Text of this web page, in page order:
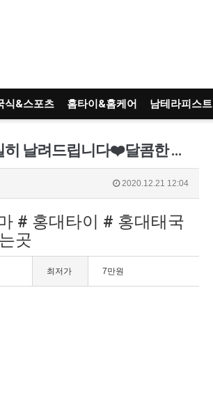
식&스포츠 홈타이&홈케어 남테라피스트
홍대마사지_타이&amp;타이 ▓ 타이앤타이 ▓❤️피로&amp;스트레스 확실히 날려드립니다❤️달콤한 행복~!!…
2020.12.21 12:04
# 홍대타이 # 홍대태국
곳
최저가 7만원